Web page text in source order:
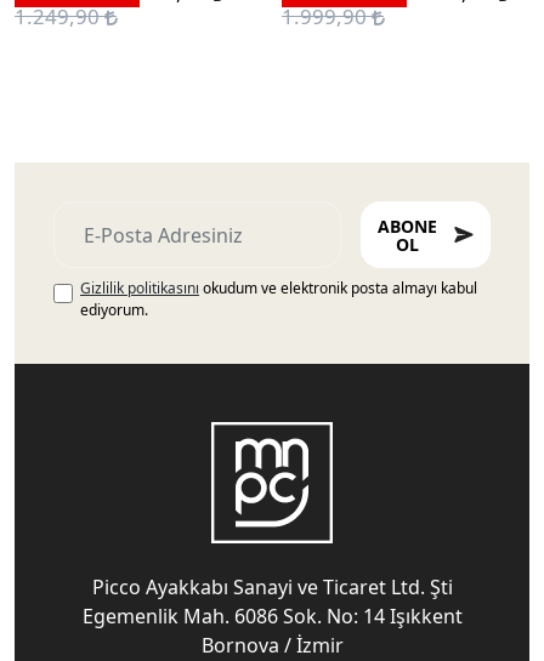
1.249,90
1.999,90
ABONE
OL
Gizlilik politikasını okudum ve elektronik posta almayı kabul
ediyorum.
Picco Ayakkabı Sanayi ve Ticaret Ltd. Şti
Egemenlik Mah. 6086 Sok. No: 14 Işıkkent
Bornova / İzmir